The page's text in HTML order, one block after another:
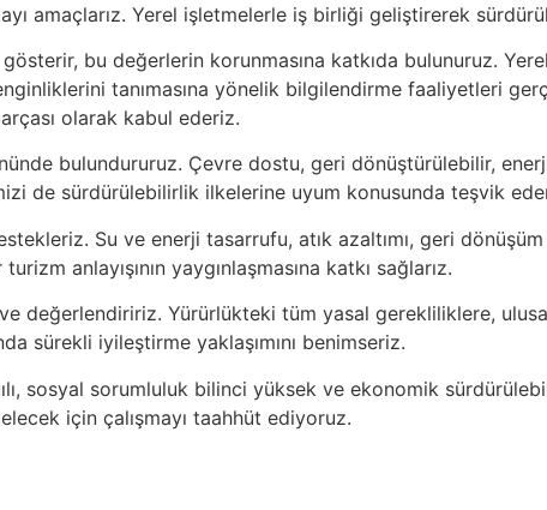
amaçlarız. Yerel işletmelerle iş birliği geliştirerek
bu değerlerin korunmasına katkıda bulunuruz.
tanımasına yönelik bilgilendirme faaliyetleri
olarak kabul ederiz.
bulundururuz. Çevre dostu, geri dönüştürülebilir,
de sürdürülebilirlik ilkelerine uyum konusunda teşvik
Su ve enerji tasarrufu, atık azaltımı, geri
anlayışının yaygınlaşmasına katkı sağlarız.
değerlendiririz. Yürürlükteki tüm yasal gerekliliklere,
sürekli iyileştirme yaklaşımını benimseriz.
sosyal sorumluluk bilinci yüksek ve ekonomik
için çalışmayı taahhüt ediyoruz.